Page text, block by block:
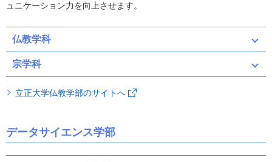
ュニケーション力を向上させます。
仏教学科
宗学科
立正大学仏教学部のサイトへ
データサイエンス学部